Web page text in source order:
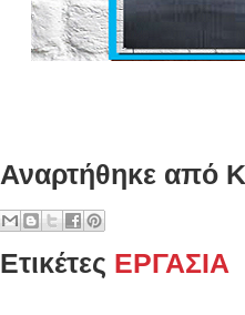
Αναρτήθηκε από
Ετικέτες ΕΡΓΑΣΙΑ